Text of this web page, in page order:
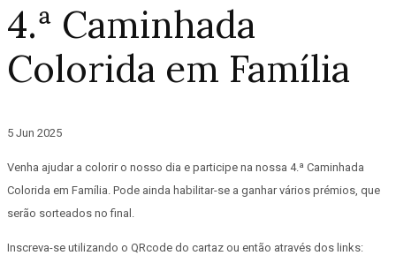
4.ª Caminhada
Colorida em Família
5 Jun 2025
Venha ajudar a colorir o nosso dia e participe na nossa 4.ª Caminhada
Colorida em Família. Pode ainda habilitar-se a ganhar vários prémios, que
serão sorteados no final.
Inscreva-se utilizando o QRcode do cartaz ou então através dos links: